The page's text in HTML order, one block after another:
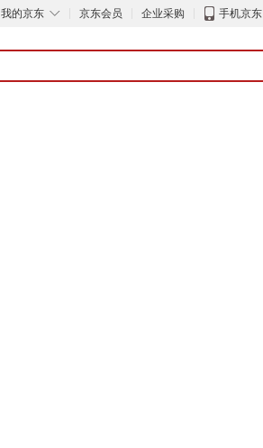
◇
我的京东 京东会员 企业采购 手机京东